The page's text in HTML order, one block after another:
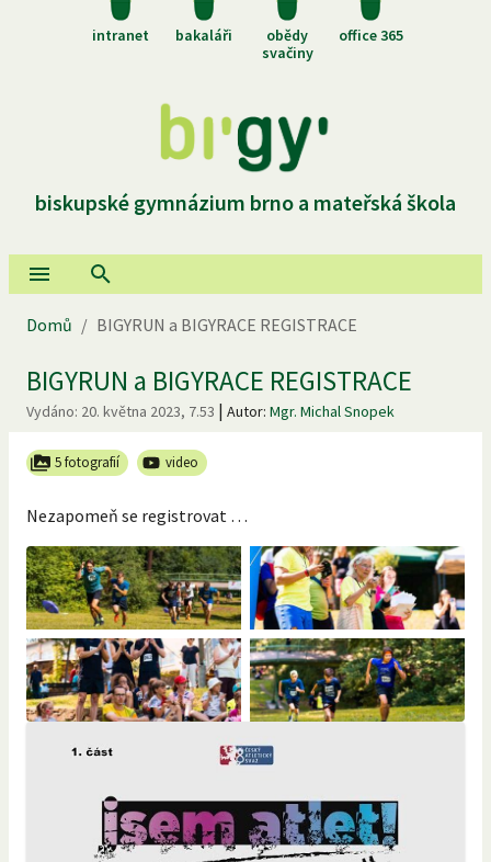
intranet bakaláři
obědy
svačiny
office 365
biskupské gymnázium brno a mateřská škola
Domů / BIGYRUN a BIGYRACE REGISTRACE
BIGYRUN a BIGYRACE REGISTRACE
Vydáno: 20. května 2023, 7.53 | Autor: Mgr. Michal Snopek
5 fotografií video
Nezapomeň se registrovat …